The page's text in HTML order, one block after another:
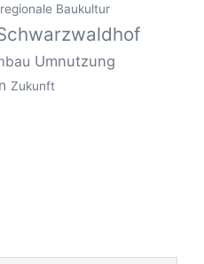
regionale Baukultur
Umnutzung
Zukunft